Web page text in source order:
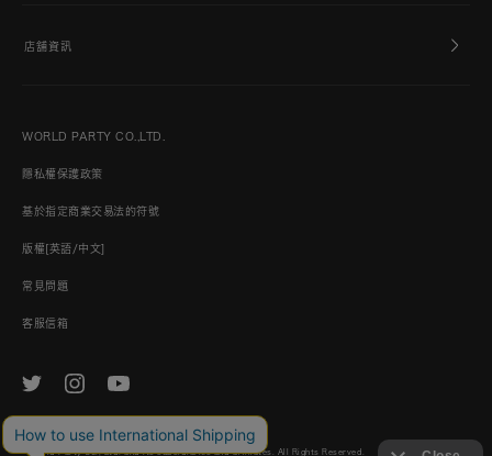
店舖資訊
WORLD PARTY CO.,LTD.
隱私權保護政策
基於指定商業交易法的符號
版權[英語/中文]
常見問題
客服信箱
© World Party Co., Ltd. and its subsidiaries and affiliates. All Rights Reserved.